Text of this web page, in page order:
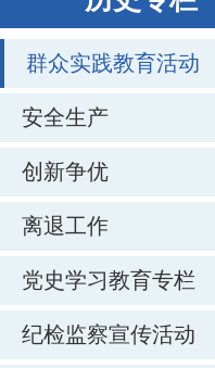
群众实践教育活动
安全生产
创新争优
离退工作
党史学习教育专栏
纪检监察宣传活动